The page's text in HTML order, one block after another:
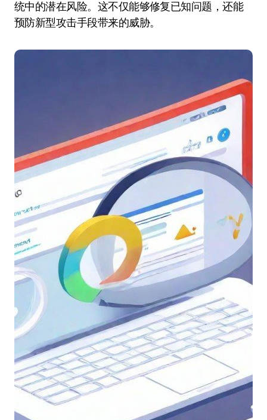
统中的潜在风险。这不仅能够修复已知问题，还能
预防新型攻击手段带来的威胁。